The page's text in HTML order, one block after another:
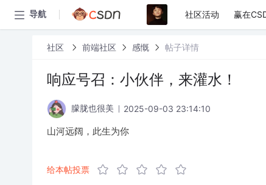
导航 社区活动 赢在
社区 前端社区 感慨 帖子详情
响应号召：小伙伴，来灌水！
朦胧也很美 2025-09-03 23:14:10
山河远阔，此生为你
给本帖投票